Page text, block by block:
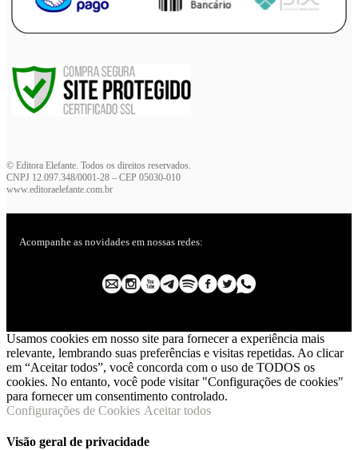
© Editora Elefante. Todos os direitos reservados.
CNPJ 12.097.348/0001-28 – CEP 05030-010
www.editoraelefante.com.br
Acompanhe as novidades em nossas redes:
Usamos cookies em nosso site para fornecer a experiência mais
relevante, lembrando suas preferências e visitas repetidas. Ao clicar
em “Aceitar todos”, você concorda com o uso de TODOS os
cookies. No entanto, você pode visitar "Configurações de cookies"
para fornecer um consentimento controlado.
Configurações de Cookies Aceitar todos
Visão geral de privacidade